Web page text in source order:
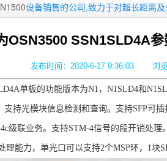
设备销售的公司,致力于对超长距离及多业
OSN3500 SSN1SLD4A
发布时间：2020-6-17 9:36:03 浏
单板的功能版本为N1，N1SLD4和
支持光模块信息检测和查询。支持SFP可
级联业务。支持STM-4信号的段开销处理
理能力，单光口可以支持2个MSP环，1块